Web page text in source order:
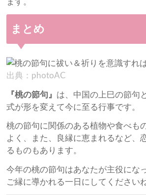
ます。
まとめ
出典：photoAC
『桃の節句』 は、中国の上巳の節句
式が形を変えて今に至る行事です。
桃の節句に関係のある植物や食べも
よく、また、良縁に恵まれるなど、
るものもあります。
今年の桃の節句はあなたが主役にな
ご縁に導かれる一日にしてください